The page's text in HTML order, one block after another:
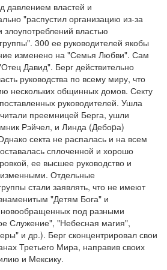
давлением властей и
"распустил организацию из-за
властью
300 ее руководителей якобы
изменено на "Семья Любви". Сам
Давид". Берг действительно
руководства по всему миру, что
нескольких общинных домов. Секту
руководителей. Ушла
преемницей Берга, ушли
Рэйчел, и Линда (Дебоpа)
секта не распалась и на всем
сплоченной и хорошо
ее высшее руководство и
Отдельные
стали заявлять, что не имеют
"Детям Бога" и
под разными
Служение", "Небесная магия",
и др.). Берг сконцентрировал свои
Третьего Мира, направив своих
и Мексику.